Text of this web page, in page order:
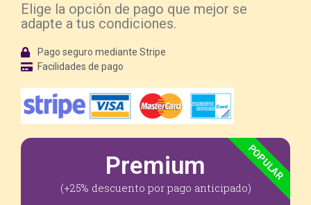
Elige la opción de pago que mejor se
adapte a tus condiciones.
Pago seguro mediante Stripe
Facilidades de pago
Premium
(+25% descuento por pago anticipado)
POPULAR